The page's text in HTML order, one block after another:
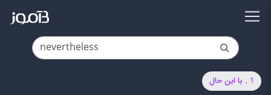
1 . با این حال